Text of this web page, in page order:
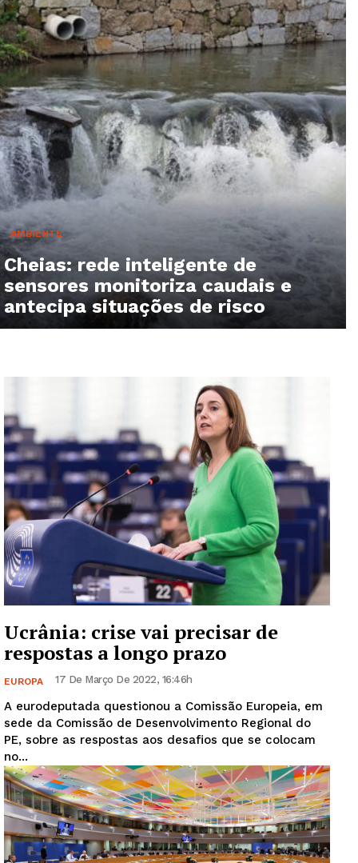
AMBIENTE
Cheias: rede inteligente de
sensores monitoriza caudais e
antecipa situações de risco
Ucrânia: crise vai precisar de
respostas a longo prazo
EUROPA 17 De Março De 2022, 16:46h
A eurodeputada questionou a Comissão Europeia, em
sede da Comissão de Desenvolvimento Regional do
PE, sobre as respostas aos desafios que se colocam
no...